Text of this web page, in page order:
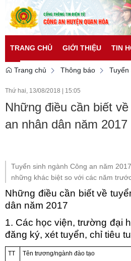
TRANG CHỦ GIỚI THIỆU TIN
Trang chủ
Thông báo Tuyển
Thứ hai, 13/08/2018 15:05
Những điều cần biết
an nhân dân năm 2017
Tuyển sinh ngành Công an năm
những khác biệt so với các năm
Những điều cần biết về
dân năm 2017
1. Các học viện, trường đại
đăng ký, xét tuyển, chỉ tiêu
TT Tên trương/ngành đào tạo